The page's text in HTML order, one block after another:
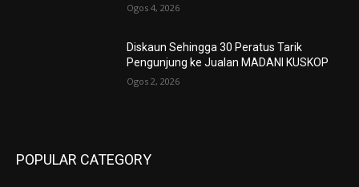
Ogos 4, 2026
Diskaun Sehingga 30 Peratus Tarik
Pengunjung ke Jualan MADANI KUSKOP
Ogos 2, 2026
POPULAR CATEGORY